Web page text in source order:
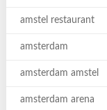
amstel restaurant
amsterdam
amsterdam amstel
amsterdam arena